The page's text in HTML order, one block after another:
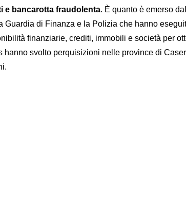
e bancarotta fraudolenta. È quanto è emerso
Guardia di Finanza e la Polizia che hanno
finanziarie, crediti, immobili e società per
hanno svolto perquisizioni nelle province di